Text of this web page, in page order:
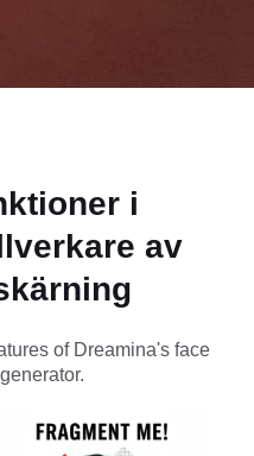
i
av
of Dreamina's face